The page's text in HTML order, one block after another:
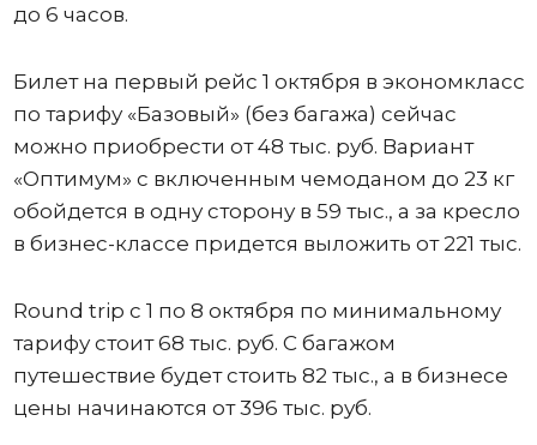
до 6 часов.
Билет на первый рейс 1 октября в экономкласс
по тарифу «Базовый» (без багажа) сейчас
можно приобрести от 48 тыс. руб. Вариант
«Оптимум» с включенным чемоданом до 23 кг
обойдется в одну сторону в 59 тыс., а за кресло
в бизнес-классе придется выложить от 221 тыс.
Round trip с 1 по 8 октября по минимальному
тарифу стоит 68 тыс. руб. С багажом
путешествие будет стоить 82 тыс., а в бизнесе
цены начинаются от 396 тыс. руб.